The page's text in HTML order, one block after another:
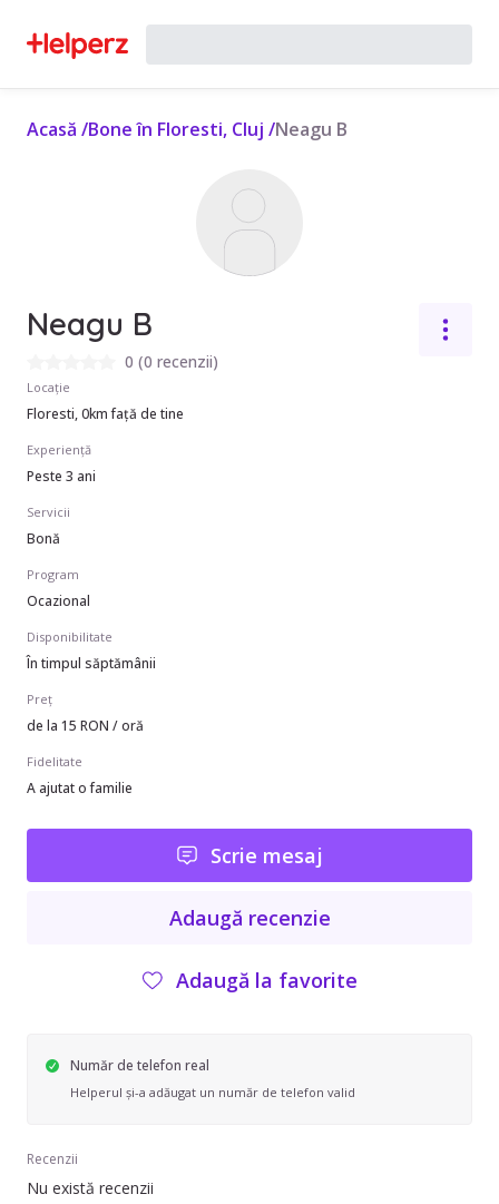
Acasă /Bone în Floresti, Cluj /Neagu B
Neagu B
0 (0 recenzii)
Locație
Floresti, 0km față de tine
Experiență
Peste 3 ani
Servicii
Bonă
Program
Ocazional
Disponibilitate
În timpul săptămânii
Preț
de la 15 RON / oră
Fidelitate
A ajutat o familie
Scrie mesaj
Adaugă recenzie
Adaugă la favorite
Număr de telefon real
Helperul și-a adăugat un număr de telefon valid
Recenzii
Nu există recenzii